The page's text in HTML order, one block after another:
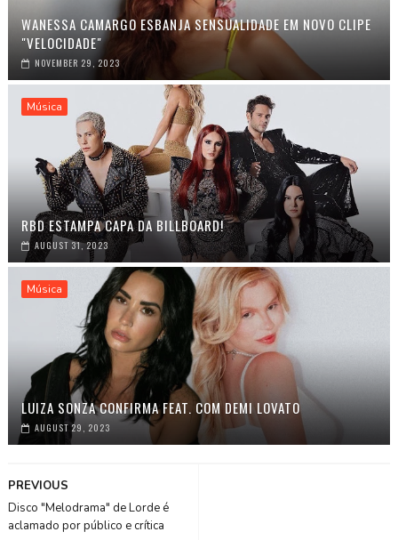
WANESSA CAMARGO ESBANJA SENSUALIDADE EM NOVO CLIPE
"VELOCIDADE"
NOVEMBER 29, 2023
Música
RBD ESTAMPA CAPA DA BILLBOARD!
AUGUST 31, 2023
Música
LUIZA SONZA CONFIRMA FEAT. COM DEMI LOVATO
AUGUST 29, 2023
PREVIOUS
Disco "Melodrama" de Lorde é
aclamado por público e crítica